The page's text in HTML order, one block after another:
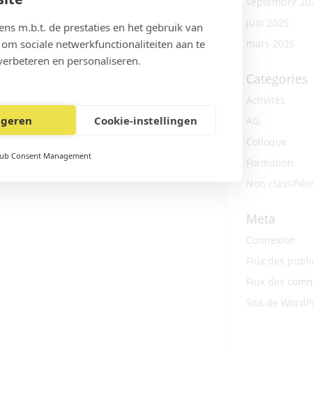
juin 2025
mars 2025
Categories
Activités
AG
Colloque
Formation
Non
Meta
Connexion
Flux des
Flux des
Site de
m.b.t. de prestaties en het gebruik van
sociale netwerkfunctionaliteiten aan te
en personaliseren.
Cookie-instellingen
Consent Management